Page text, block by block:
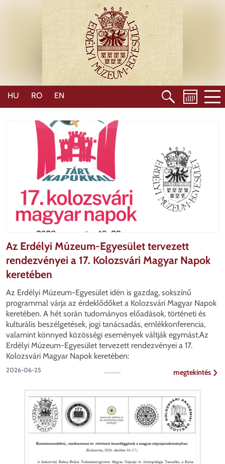
HU RO EN
Az Erdélyi Múzeum-Egyesület tervezett
rendezvényei a 17. Kolozsvári Magyar Napok
keretében
Az Erdélyi Múzeum-Egyesület idén is gazdag, sokszínű
programmal várja az érdeklődőket a Kolozsvári Magyar Napok
keretében. A hét során tudományos előadások, történeti és
kulturális beszélgetések, jogi tanácsadás, emlékkonferencia,
valamint könnyed közösségi események váltják egymást.Az
Erdélyi Múzeum-Egyesület tervezett rendezvényei a 17.
Kolozsvári Magyar Napok keretében:
2026-06-25 megtekintés